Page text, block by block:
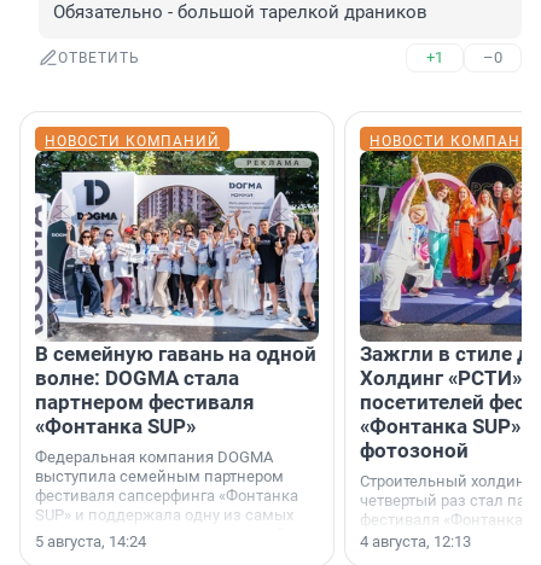
Обязательно - большой тарелкой драников
ОТВЕТИТЬ +1 –0
НОВОСТИ КОМПАНИЙ
В семейную гавань на одной
волне: DOGMA стала
партнером фестиваля
«Фонтанка SUP»
Федеральная компания DOGMA
выступила семейным партнером
фестиваля сапсерфинга «Фонтанка
SUP» и поддержала одну из самых
ярких и романтичных номинаций —
«SUP-свадьба».
5 августа, 14:24
НОВОСТИ
Зажгли в стиле
Холдинг «РСТИ»
посетителей
«Фонтанка SUP»
фотозоной
Строительный холдинг
четвертый раз стал
фестиваля «Фонтанка
раз компания
4 августа, 12:13